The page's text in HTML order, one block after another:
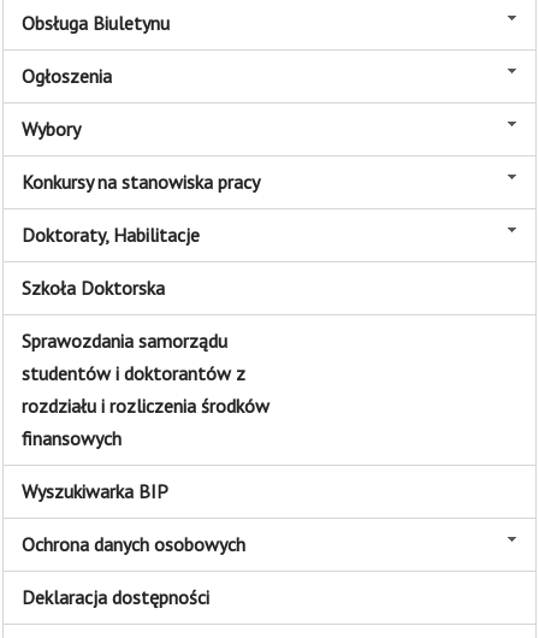
Obsługa Biuletynu
Ogłoszenia
Wybory
Konkursy na stanowiska pracy
Doktoraty, Habilitacje
Szkoła Doktorska
Sprawozdania samorządu
studentów i doktorantów z
rozdziału i rozliczenia środków
finansowych
Wyszukiwarka BIP
Ochrona danych osobowych
Deklaracja dostępności